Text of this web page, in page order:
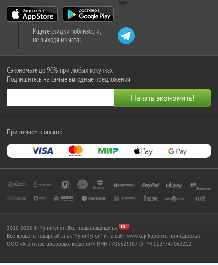
Ищите скидки поблизости,
не выходя из чата:
Сэкономьте до 90% при любых покупках
Подпишитесь на самые выгодные предложения
Принимаем к оплате:
2010-2026 © КупиКупон. Все права защищены.
Все права на товарный знак "КупиКупон" и на сайт www.kupikupon.ru принадлежат
OOO «Агентство цифровых решений» ИНН 7705523387, ОГРН 1127747063212